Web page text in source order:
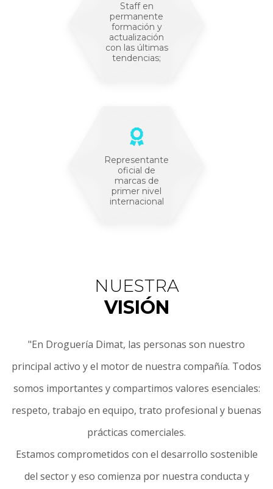
Staff en
permanente
formación y
actualización
con las últimas
tendencias;
Representante
oficial de
marcas de
primer nivel
internacional
NUESTRA
VISIÓN
"En Droguería Dimat, las personas son nuestro
principal activo y el motor de nuestra compañía. Todos
somos importantes y compartimos valores esenciales:
respeto, trabajo en equipo, trato profesional y buenas
prácticas comerciales.
Estamos comprometidos con el desarrollo sostenible
del sector y eso comienza por nuestra conducta y